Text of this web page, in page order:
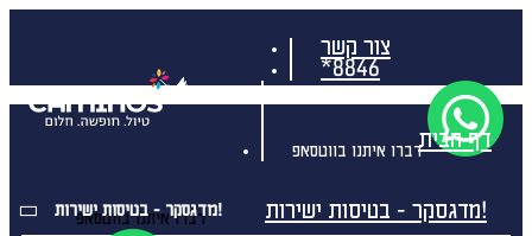
צור קשר
*8846
דברו איתנו בווטסאפ
דברו איתנו בווטסאפ
דף הבית
מדגסקר - בטיסות ישירות! מדגסקר - בטיסות ישירות!